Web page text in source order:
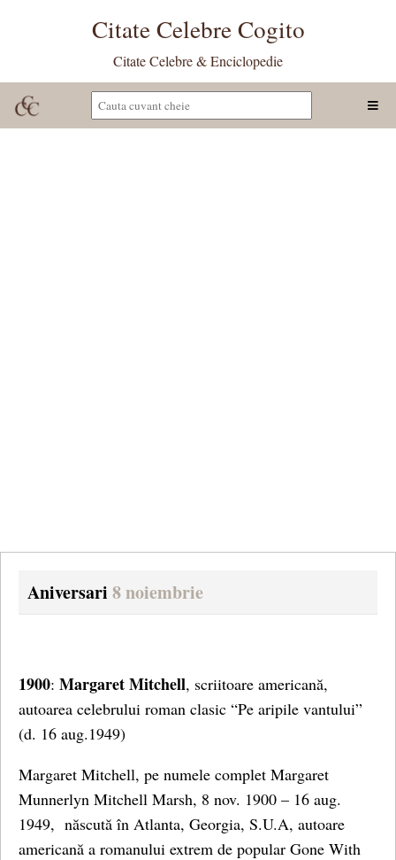
Citate Celebre Cogito
Citate Celebre & Enciclopedie
Aniversari 8 noiembrie
1900: Margaret Mitchell, scriitoare americană,
autoarea celebrului roman clasic “Pe aripile vantului”
(d. 16 aug.1949)
Margaret Mitchell, pe numele complet Margaret
Munnerlyn Mitchell Marsh, 8 nov. 1900 – 16 aug.
1949, născută în Atlanta, Georgia, S.U.A, autoare
americană a romanului extrem de popular Gone With